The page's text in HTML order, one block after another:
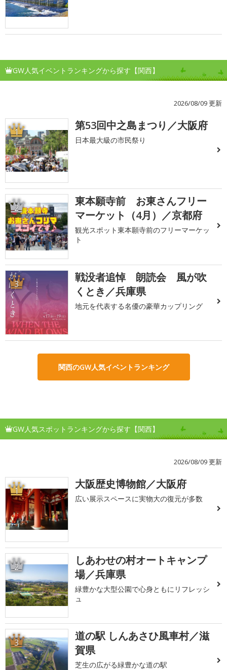
GW人気イベントランキングから探す【関西】
2026/08/09 更新
1 第53回中之島まつり／大阪府
日本最大級の市民祭り
2
東本願寺前 お東さんフリー
マーケット（4月）／京都府
観光スポット東本願寺前のフリーマーケッ
ト
3
戦没者追悼 朗読会 風が吹
くとき／兵庫県
地元を代表する名優の豪華カップリング
関西のGW人気イベントランキング
GW人気スポットランキングから探す【関西】
2026/08/09 更新
1 大阪歴史博物館／大阪府
広い展示スペースに実物大の復元が多数
2
しあわせの村オートキャンプ
場／兵庫県
緑豊かな大型公園で心身ともにリフレッシ
ュ
3
道の駅 しんあさひ風車村／滋
賀県
芝生の広がる緑豊かな道の駅